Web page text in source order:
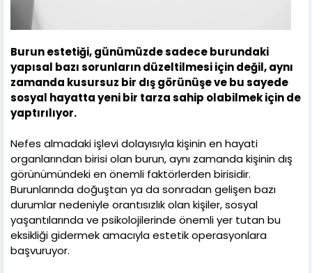
Burun estetiği, günümüzde sadece burundaki
yapısal bazı sorunların düzeltilmesi için değil, aynı
zamanda kusursuz bir dış görünüşe ve bu sayede
sosyal hayatta yeni bir tarza sahip olabilmek için de
yaptırılıyor.
Nefes almadaki işlevi dolayısıyla kişinin en hayati
organlarından birisi olan burun, aynı zamanda kişinin dış
görünümündeki en önemli faktörlerden birisidir.
Burunlarında doğuştan ya da sonradan gelişen bazı
durumlar nedeniyle orantısızlık olan kişiler, sosyal
yaşantılarında ve psikolojilerinde önemli yer tutan bu
eksikliği gidermek amacıyla estetik operasyonlara
başvuruyor.